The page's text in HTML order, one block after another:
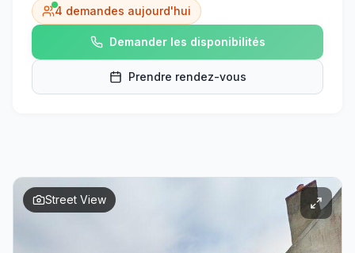
4 demandes aujourd'hui
Demander les disponibilités
Prendre rendez-vous
Street View